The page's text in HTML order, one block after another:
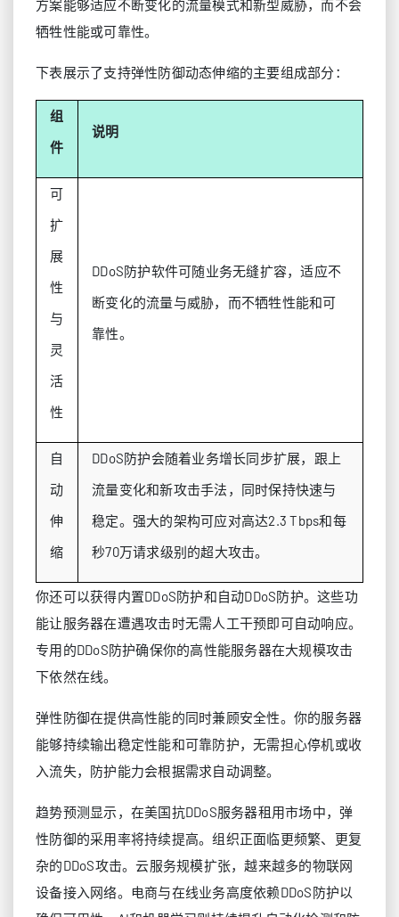
方案能够适应不断变化的流量模式和新型威胁，而不会
牺牲性能或可靠性。
下表展示了支持弹性防御动态伸缩的主要组成部分：
组
件
说明
可
扩
展
性
与
灵
活
性
DDoS防护软件可随业务无缝扩容，适应不
断变化的流量与威胁，而不牺牲性能和可
靠性。
自
动
伸
缩
DDoS防护会随着业务增长同步扩展，跟上
流量变化和新攻击手法，同时保持快速与
稳定。强大的架构可应对高达2.3 Tbps和每
秒70万请求级别的超大攻击。
你还可以获得内置DDoS防护和自动DDoS防护。这些功
能让服务器在遭遇攻击时无需人工干预即可自动响应。
专用的DDoS防护确保你的高性能服务器在大规模攻击
下依然在线。
弹性防御在提供高性能的同时兼顾安全性。你的服务器
能够持续输出稳定性能和可靠防护，无需担心停机或收
入流失，防护能力会根据需求自动调整。
趋势预测显示，在美国抗DDoS服务器租用市场中，弹
性防御的采用率将持续提高。组织正面临更频繁、更复
杂的DDoS攻击。云服务规模扩张，越来越多的物联网
设备接入网络。电商与在线业务高度依赖DDoS防护以